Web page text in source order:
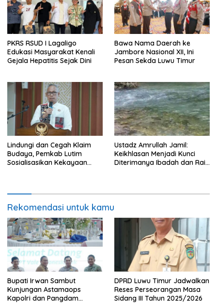
PKRS RSUD I Lagaligo
Edukasi Masyarakat Kenali
Gejala Hepatitis Sejak Dini
Bawa Nama Daerah ke
Jambore Nasional XII, Ini
Pesan Sekda Luwu Timur
Lindungi dan Cegah Klaim
Budaya, Pemkab Lutim
Sosialisasikan Kekayaan
Ustadz Amrullah Jamil:
Keikhlasan Menjadi Kunci
Diterimanya Ibadah dan Raih
Rekomendasi untuk kamu
Bupati Irwan Sambut
Kunjungan Astamaops
Kapolri dan Pangdam
DPRD Luwu Timur Jadwalkan
Reses Perseorangan Masa
Sidang III Tahun 2025/2026